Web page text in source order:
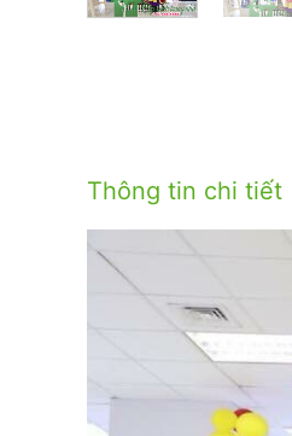
Thông tin chi tiết